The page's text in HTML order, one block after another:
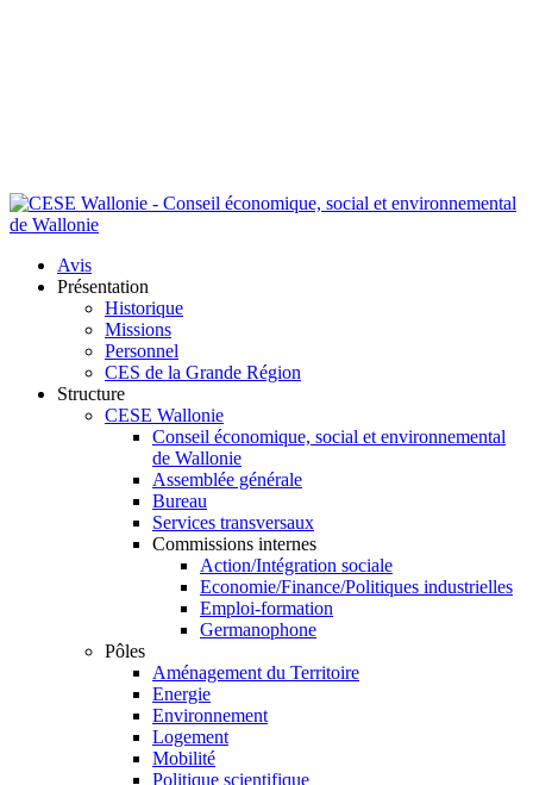
Avis
Présentation
Historique
Missions
Personnel
CES de la Grande Région
Structure
CESE Wallonie
Conseil économique, social et environnemental
de Wallonie
Assemblée générale
Bureau
Services transversaux
Commissions internes
Action/Intégration sociale
Economie/Finance/Politiques industrielles
Emploi-formation
Germanophone
Pôles
Aménagement du Territoire
Energie
Environnement
Logement
Mobilité
Politique scientifique